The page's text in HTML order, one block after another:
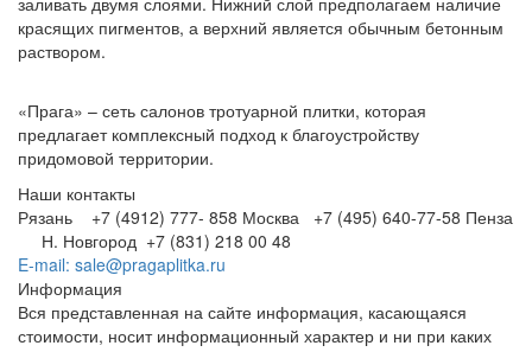
красящих пигментов, а верхний является обычным бетонным
раствором.
«Прага» – сеть салонов тротуарной плитки, которая
предлагает комплексный подход к благоустройству
придомовой территории.
Наши контакты
Рязань +7 (4912) 777- 858 Москва +7 (495) 640-77-58 Пенза
Н. Новгород +7 (831) 218 00 48
E-mail: sale@pragaplitka.ru
Информация
Вся представленная на сайте информация, касающаяся
стоимости, носит информационный характер и ни при каких